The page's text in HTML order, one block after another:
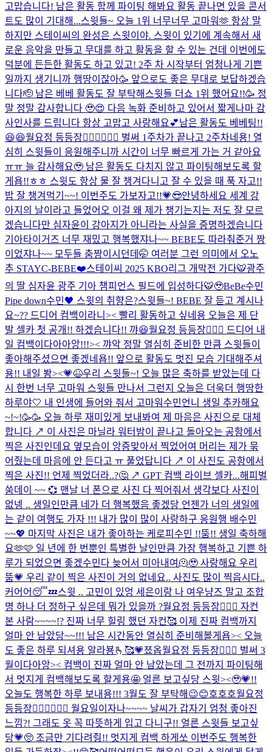
고맙습니다! 남은 활동 함께 파이팅 해봐요 활동 끝나면 있을 콘서
트도 많이 기대해...스윗들~ 오늘 1위 너무너무 고마워🫶 항상 말
하지만 스테이씨의 완성은 스윗이야. 스윗이 있기에 계속해서 새
로운 음악을 만들고 무대를 하고 활동을 할 수 있는 건데 이번에도
덕분에 든든한 활동도 하고 있고! 2주 차 시작부터 엄청나게 기쁜
일까지 생기니까 행땅이잖아🥳 앞으로도 좋은 무대로 보답하겠습
니다🫡 남은 베베 활동도 잘 부탁해 스윗들 더쇼 1위 했어요!!🥳 정
말 정말 감사합니다 🥹😍 다음 녹화 준비하고 있어서 짧게나마 감
사인사를 드립니다 항상 고맙고 사랑해요💕남은 활동도 베베팅!!
😆😆월요정 등등장🧚🏻‍♀️🧚🏻‍♀️ 벌써 1주차가 끝나고 2주차네용! 열
심히 스윗들이 응원해주니까 시간이 너무 빠르게 가는 거 같아요
ㅠㅠ 늘 감사해요🥹 남은 활동도 다치지 않고 파이팅해보도록 할
게욥!!ㅎㅎ 스윗도 항상 물 잘 챙겨다니고 잘 수 있을 때 푹 자고!!
밥 잘 챙겨먹기~~! 이번주도 가보자고!!💗😎안녕하세요 세계 강
아지의 날이라고 들었어오 이걸 왜 제가 챙기는지는 저도 잘 모르
겠습니다만 심자윤이 강아지가 아니라는 사실을 증명하겠습니다
기아타이거즈 너무 재밌고 행복했쟈나~~ BEBE도 따라춰준거 짱
이었쟈나~~ 모두들 춤짱이시던데🤭 여러분 그런 의미에서 오노
추 STAYC-BEBE❤️스테이씨 2025 KBO리그 개막전 가다🐯광주
의 딸 심자윤 광주 기아 챔피언스 필드에 입성하다🐯🥹BeBe수민
Pipe down수민🖤 스윗의 취향은?스윗들~! BEBE 잘 듣고 계시나
요~?? 드디어 컴백이라니>< 빨리 활동하고 싶네용 오늘은 제 단
발 셀카 첫 공개!! 하겠습니다!! 꺄😆월요정 등등장🧚🏻‍♀️ 드디어 내
일 컴백이다아아앙!!!>< 꺄악 정말 열심히 준비한 만큼 스윗들이
좋아해주셨으면 좋겠네욥!! 앞으로 활동도 멋진 모습 기대해주셔
용!! 내일 봥><💗😆우리 스윗들~! 오늘 많은 축하를 받았는데 다
시 한번 너무 고마워 스윗들 만나서 그런지 오늘은 더욱더 행땅한
하루야🤍 내 인생에 들어와 줘서 고마워수민언니 생일 추카해요
~!~!🥳🥳 오늘 하루 재미있게 보내봐여 제 마음은 사진으로 대체
합니다 ↗️ 이 사진은 마닐라 워터밤이 끝나고 돌아오는 공항에서
찍은 사진인데요 옆모습이 앙증맞아서 찍었어여 머리는 제가 묶
어줬는데 마음에 안 든다고 ㅠ 풀었답니다 ↗️ 이 사진도 공항에서
찍은 사진!! 언제 찍었더라..?🤔 ↗️ GPT 컴백 라이브 셀카...해피벌
쑴데이 ~~ 💞 맨날 너 폰으로 사진 다 찍어줘서 생각보다 사진이
없넹 .. 생일인만큼 네가 더 행복했음 좋겠당 언젠가 너의 생일에
는 같이 여행도 가자 !!! 내가 많이 많이 사랑하구 응원행 배수민
~~💖 마지막 사진은 내가 좋아하는 케로피수민 !!뚬!! 생일 축하해
요🫶🩷 일 년에 한 번뿐인 특별한 날인만큼 가장 행복하고 기쁜 하
루가 되었으면 좋겠수민다 늦어서 미아내여🫠🥹 사랑해요 우리
뚬💗 우리 같이 찍은 사진이 거의 없네요.. 사진도 많이 찍읍시다..
커어어😴💤스윗 .. 고민이 있엉 세은이랑 나 여우냥즈 말고 조합
명 하나 더 정하구 싶은데 뭐가 있을까 ?월요정 등등장🧚🏻‍♀️ 자컨
본 사람~~~~!? 진짜 너무 힐링 했던 자컨🥰 이제 진짜 컴백까지
얼마 안 남았당~~!!! 남은 시간동안 열심히 준비해볼게욥>< 오늘
도 좋은 하루 되셔용 알라뵹🫰🥰💗쬬옵월요정 등등장🧚🏻‍♀️ 벌써 3
월이다아앙>< 컴백이 진짜 얼마 안 남았는데 그 전까지 파이팅해
서 멋지게 컴백해보도록 할게용🤩 얼른 보고싶당 스윗><🥹💗!!
오늘도 행복한 하루 보내용!!! 3월도 잘 부탁해😉😊호호호월요정
등등장🧚🏻‍♀️🧚🏻‍♀️ 월요일이자나~~~~ 날씨가 갑자기 엄청 좋아진
느낌?! 그래도 옷 꼭 따뜻하게 입고 다니구!! 얼른 스윗들 보고싶
당💗🥺 조금만 기다려줭!! 멋지게 컴백 하게쏘 이번주도 행복한